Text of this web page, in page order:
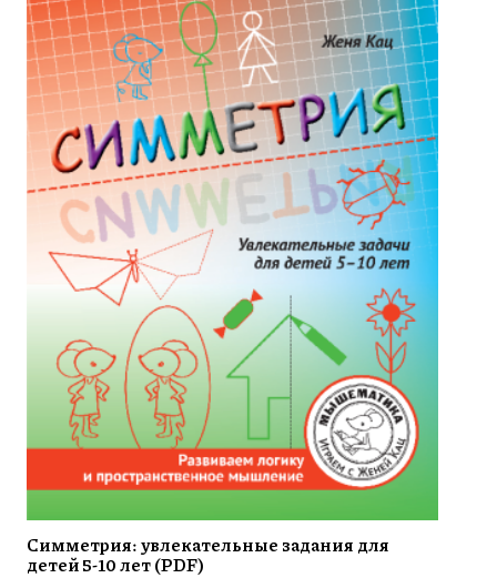
Симметрия: увлекательные задания для
детей 5-10 лет (PDF)